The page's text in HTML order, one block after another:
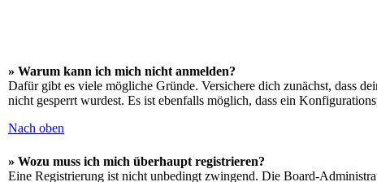
» Warum kann ich mich nicht anmelden?
Dafür gibt es viele mögliche Gründe. Versichere dich zunächst, dass
nicht gesperrt wurdest. Es ist ebenfalls möglich, dass ein
Nach oben
» Wozu muss ich mich überhaupt registrieren?
Eine Registrierung ist nicht unbedingt zwingend. Die Board-